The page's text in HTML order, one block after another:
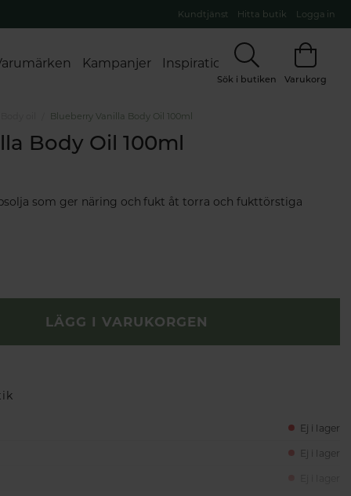
Kundtjänst Hitta butik Logga in
Kampanjer Inspiration
Sök i butiken Varukorg
Blueberry Vanilla Body Oil 100ml
Body Oil 100ml
som ger näring och fukt åt torra och fukttörstiga
LÄGG I VARUKORGEN
Ej i lager
Ej i lager